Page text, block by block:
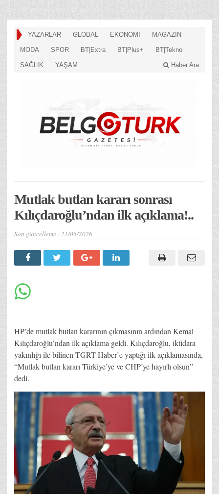
YAZARLAR GLOBAL EKONOMİ MAGAZİN
MODA SPOR BT|Extra BT|Plus+ BT|Tekno
SAĞLIK YAŞAM Haber Ara
Mutlak butlan kararı sonrası
Kılıçdaroğlu’ndan ilk açıklama!..
Son güncelleme :21/05/2026
HP’de mutlak butlan kararının çıkmasının ardından Kemal
Kılıçdaroğlu’ndan ilk açıklama geldi. Kılıçdaroğlu, iktidara
yakınlığı ile bilinen TGRT Haber’e yaptığı ilk açıklamasında,
“Mutlak butlan kararı Türkiye’ye ve CHP’ye hayırlı olsun”
dedi.